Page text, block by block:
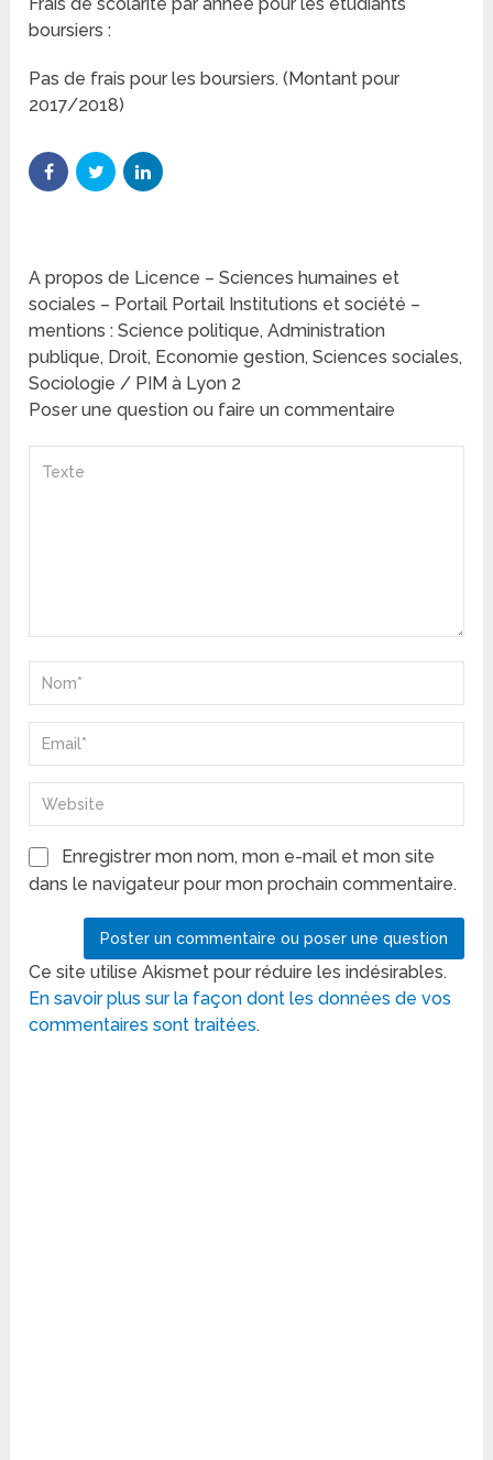
boursiers :
Pas de frais pour les boursiers. (Montant pour
2017/2018)
A propos de Licence – Sciences humaines et
sociales – Portail Portail Institutions et société –
mentions : Science politique, Administration
publique, Droit, Economie gestion, Sciences sociales,
Sociologie / PIM à Lyon 2
Poser une question ou faire un commentaire
Enregistrer mon nom, mon e-mail et mon site
dans le navigateur pour mon prochain commentaire.
Ce site utilise Akismet pour réduire les indésirables.
En savoir plus sur la façon dont les données de vos
commentaires sont traitées.